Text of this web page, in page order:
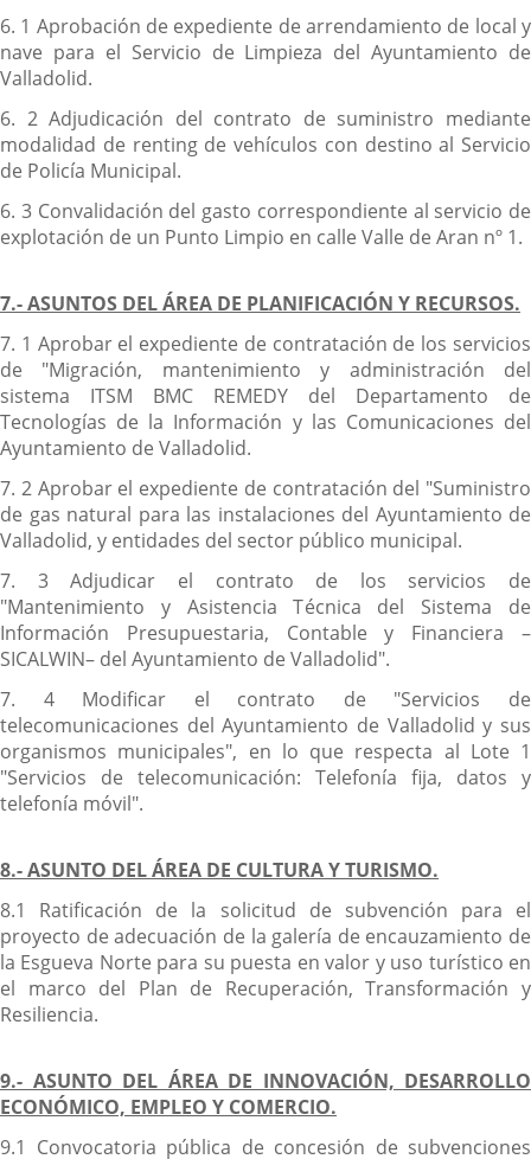
6. 1 Aprobación de expediente de arrendamiento de local y
nave para el Servicio de Limpieza del Ayuntamiento de
Valladolid.
6. 2 Adjudicación del contrato de suministro mediante
modalidad de renting de vehículos con destino al Servicio
de Policía Municipal.
6. 3 Convalidación del gasto correspondiente al servicio de
explotación de un Punto Limpio en calle Valle de Aran nº 1.
7.- ASUNTOS DEL ÁREA DE PLANIFICACIÓN Y RECURSOS.
7. 1 Aprobar el expediente de contratación de los servicios
de "Migración, mantenimiento y administración del
sistema ITSM BMC REMEDY del Departamento de
Tecnologías de la Información y las Comunicaciones del
Ayuntamiento de Valladolid.
7. 2 Aprobar el expediente de contratación del "Suministro
de gas natural para las instalaciones del Ayuntamiento de
Valladolid, y entidades del sector público municipal.
7. 3 Adjudicar el contrato de los servicios de
"Mantenimiento y Asistencia Técnica del Sistema de
Información Presupuestaria, Contable y Financiera –
SICALWIN– del Ayuntamiento de Valladolid".
7. 4 Modificar el contrato de "Servicios de
telecomunicaciones del Ayuntamiento de Valladolid y sus
organismos municipales", en lo que respecta al Lote 1
"Servicios de telecomunicación: Telefonía fija, datos y
telefonía móvil".
8.- ASUNTO DEL ÁREA DE CULTURA Y TURISMO.
8.1 Ratificación de la solicitud de subvención para el
proyecto de adecuación de la galería de encauzamiento de
la Esgueva Norte para su puesta en valor y uso turístico en
el marco del Plan de Recuperación, Transformación y
Resiliencia.
9.- ASUNTO DEL ÁREA DE INNOVACIÓN, DESARROLLO
ECONÓMICO, EMPLEO Y COMERCIO.
9.1 Convocatoria pública de concesión de subvenciones